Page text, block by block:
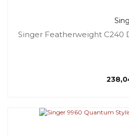
Singer Featherweight C240